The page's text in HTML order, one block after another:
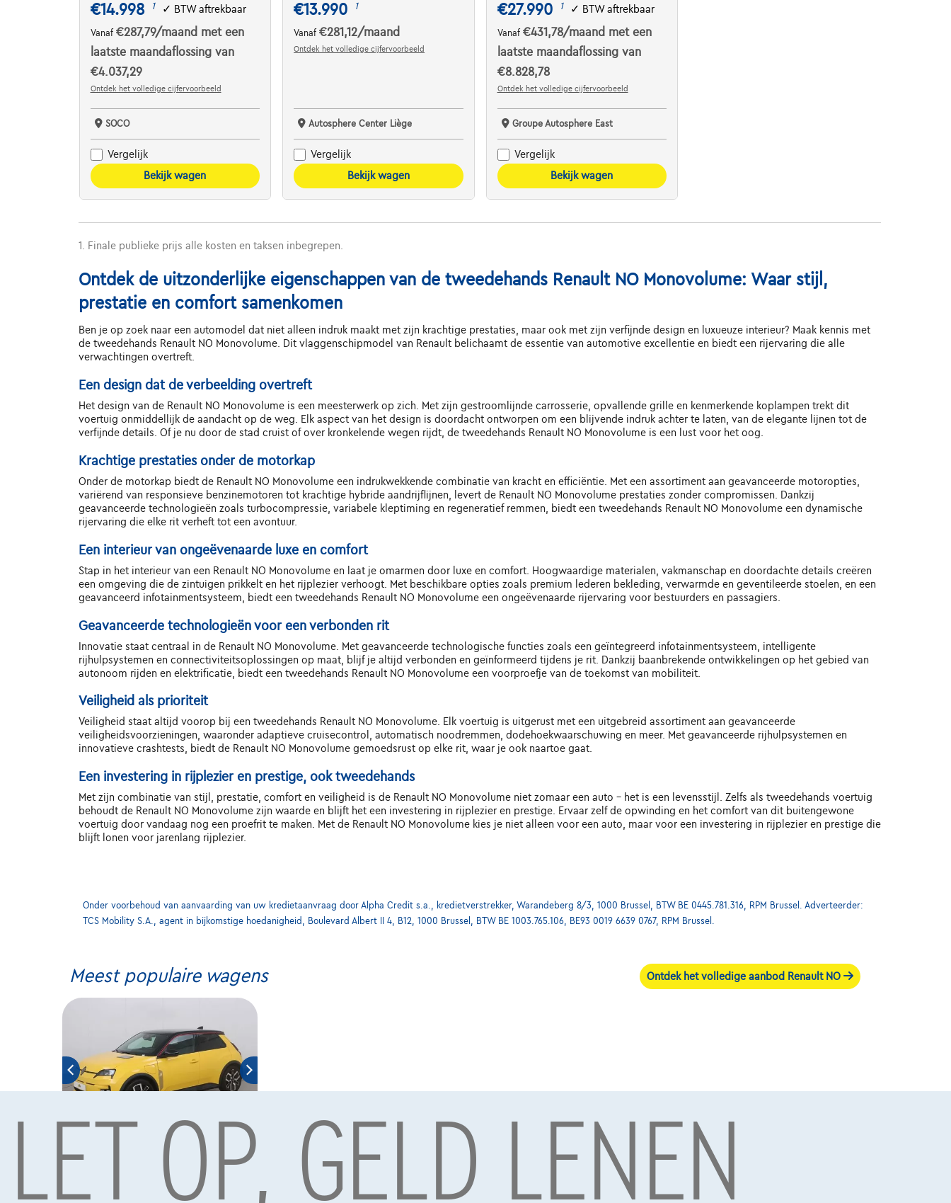
€14.998 1 ✓ BTW aftrekbaar
Vanaf €287,79/maand met een
laatste maandaflossing van
€4.037,29
Ontdek het volledige cijfervoorbeeld
SOCO
Vergelijk
Bekijk wagen
€13.990 1
Vanaf€281,12/maand
Ontdek het volledige cijfervoorbeeld
Autosphere Center Liège
Vergelijk
Bekijk wagen
€27.990 1 ✓ BTW aftrekbaar
Vanaf €431,78/maand met een
laatste maandaflossing van
€8.828,78
Ontdek het volledige cijfervoorbeeld
Groupe Autosphere East
Vergelijk
Bekijk wagen
1. Finale publieke prijs alle kosten en taksen inbegrepen.
Ontdek de uitzonderlijke eigenschappen van de tweedehands Renault NO Monovolume: Waar stijl,
prestatie en comfort samenkomen
Ben je op zoek naar een automodel dat niet alleen indruk maakt met zijn krachtige prestaties, maar ook met zijn verfijnde design en luxueuze interieur? Maak kennis met
de tweedehands Renault NO Monovolume. Dit vlaggenschipmodel van Renault belichaamt de essentie van automotive excellentie en biedt een rijervaring die alle
verwachtingen overtreft.
Een design dat de verbeelding overtreft
Het design van de Renault NO Monovolume is een meesterwerk op zich. Met zijn gestroomlijnde carrosserie, opvallende grille en kenmerkende koplampen trekt dit
voertuig onmiddellijk de aandacht op de weg. Elk aspect van het design is doordacht ontworpen om een blijvende indruk achter te laten, van de elegante lijnen tot de
verfijnde details. Of je nu door de stad cruist of over kronkelende wegen rijdt, de tweedehands Renault NO Monovolume is een lust voor het oog.
Krachtige prestaties onder de motorkap
Onder de motorkap biedt de Renault NO Monovolume een indrukwekkende combinatie van kracht en efficiëntie. Met een assortiment aan geavanceerde motoropties,
variërend van responsieve benzinemotoren tot krachtige hybride aandrijflijnen, levert de Renault NO Monovolume prestaties zonder compromissen. Dankzij
geavanceerde technologieën zoals turbocompressie, variabele kleptiming en regeneratief remmen, biedt een tweedehands Renault NO Monovolume een dynamische
rijervaring die elke rit verheft tot een avontuur.
Een interieur van ongeëvenaarde luxe en comfort
Stap in het interieur van een Renault NO Monovolume en laat je omarmen door luxe en comfort. Hoogwaardige materialen, vakmanschap en doordachte details creëren
een omgeving die de zintuigen prikkelt en het rijplezier verhoogt. Met beschikbare opties zoals premium lederen bekleding, verwarmde en geventileerde stoelen, en een
geavanceerd infotainmentsysteem, biedt een tweedehands Renault NO Monovolume een ongeëvenaarde rijervaring voor bestuurders en passagiers.
Geavanceerde technologieën voor een verbonden rit
Innovatie staat centraal in de Renault NO Monovolume. Met geavanceerde technologische functies zoals een geïntegreerd infotainmentsysteem, intelligente
rijhulpsystemen en connectiviteitsoplossingen op maat, blijf je altijd verbonden en geïnformeerd tijdens je rit. Dankzij baanbrekende ontwikkelingen op het gebied van
autonoom rijden en elektrificatie, biedt een tweedehands Renault NO Monovolume een voorproefje van de toekomst van mobiliteit.
Veiligheid als prioriteit
Veiligheid staat altijd voorop bij een tweedehands Renault NO Monovolume. Elk voertuig is uitgerust met een uitgebreid assortiment aan geavanceerde
veiligheidsvoorzieningen, waaronder adaptieve cruisecontrol, automatisch noodremmen, dodehoekwaarschuwing en meer. Met geavanceerde rijhulpsystemen en
innovatieve crashtests, biedt de Renault NO Monovolume gemoedsrust op elke rit, waar je ook naartoe gaat.
Een investering in rijplezier en prestige, ook tweedehands
Met zijn combinatie van stijl, prestatie, comfort en veiligheid is de Renault NO Monovolume niet zomaar een auto - het is een levensstijl. Zelfs als tweedehands voertuig
behoudt de Renault NO Monovolume zijn waarde en blijft het een investering in rijplezier en prestige. Ervaar zelf de opwinding en het comfort van dit buitengewone
voertuig door vandaag nog een proefrit te maken. Met de Renault NO Monovolume kies je niet alleen voor een auto, maar voor een investering in rijplezier en prestige die
blijft lonen voor jarenlang rijplezier.
Onder voorbehoud van aanvaarding van uw kredietaanvraag door Alpha Credit s.a., kredietverstrekker, Warandeberg 8/3, 1000 Brussel, BTW BE 0445.781.316, RPM Brussel. Adverteerder:
TCS Mobility S.A., agent in bijkomstige hoedanigheid, Boulevard Albert II 4, B12, 1000 Brussel, BTW BE 1003.765.106, BE93 0019 6639 0767, RPM Brussel.
Meest populaire wagens Ontdek het volledige aanbod Renault NO
Renault NO
LET OP, GELD LENEN